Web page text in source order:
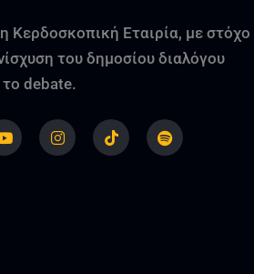
Κερδοσκοπική Εταιρία, με στόχο
του δημοσίου διαλόγου
debate.